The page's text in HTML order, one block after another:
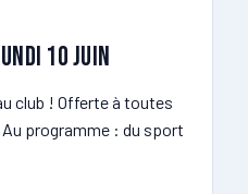
lundi 10 juin
club ! Offerte à toutes
programme : du sport